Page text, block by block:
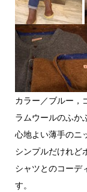
カラー／ブルー，
ラムウールのふか
心地よい薄手のニ
シンプルだけれど
シャツとのコーデ
す。